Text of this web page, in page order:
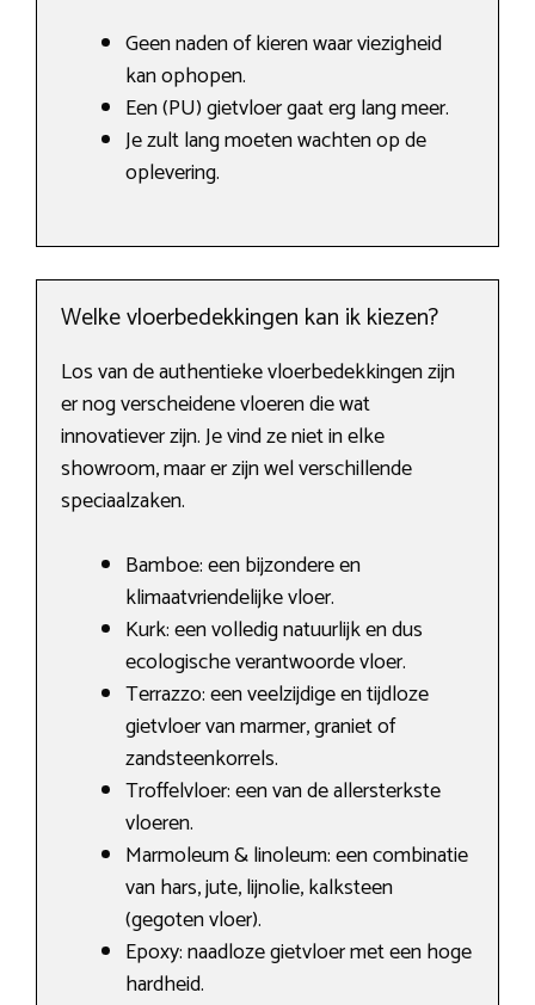
Geen naden of kieren waar viezigheid
kan ophopen.
Een (PU) gietvloer gaat erg lang meer.
Je zult lang moeten wachten op de
oplevering.
Welke vloerbedekkingen kan ik kiezen?
Los van de authentieke vloerbedekkingen zijn
er nog verscheidene vloeren die wat
innovatiever zijn. Je vind ze niet in elke
showroom, maar er zijn wel verschillende
speciaalzaken.
Bamboe: een bijzondere en
klimaatvriendelijke vloer.
Kurk: een volledig natuurlijk en dus
ecologische verantwoorde vloer.
Terrazzo: een veelzijdige en tijdloze
gietvloer van marmer, graniet of
zandsteenkorrels.
Troffelvloer: een van de allersterkste
vloeren.
Marmoleum & linoleum: een combinatie
van hars, jute, lijnolie, kalksteen
(gegoten vloer).
Epoxy: naadloze gietvloer met een hoge
hardheid.